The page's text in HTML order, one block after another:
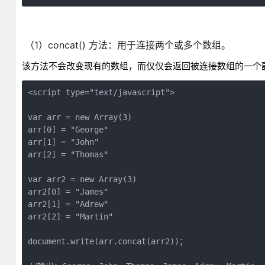
（1）concat() 方法：用于连接两个或多个数组。
该方法不会改变现有的数组，而仅仅会返回被连接数组的一个
<script type="text/javascript">
var arr = new Array(3)
arr[0] = "George"
arr[1] = "John"
arr[2] = "Thomas"
var arr2 = new Array(3)
arr2[0] = "James"
arr2[1] = "Adrew"
arr2[2] = "Martin"
document.write(arr.concat(arr2))；